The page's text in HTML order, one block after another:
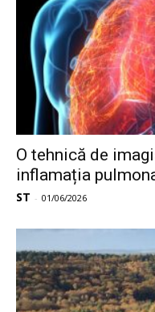
O tehnică de
inflamația
ST - 01/06/2026